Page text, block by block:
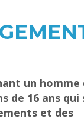
un homme
de 16 ans qui
et des